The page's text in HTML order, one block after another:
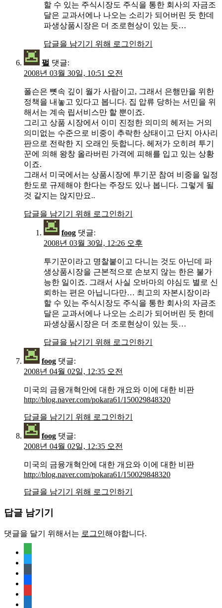
할 수 있는 주식시장도 주식을 통한 회사의 자금조
달은 교과서에나 나오는 소리가 되어버린 듯 한데
파생상품시장은 더 조로현상이 있는 듯…
답글을 남기기 위해 로그인하기
펄 댓글:
2008년 03월 30일, 10:51 오전
폴슨은 뼛속 깊이 월가 사람이고, 그래서 은행만을 위한
정책을 내놓고 있다고 봅니다. 집 압류 당하는 서민을 위
해서는 계속 립서비스만 할 뿐이죠.
그리고 상품 시장에서 이미 진정한 의미의 헤저는 거의
의미없는 수준으로 비중이 추락한 상태이고 단지 아사리
판으로 전락한 지 오래인 듯합니다. 헤저가 오히려 투기
꾼에 의해 왕창 올라버린 가격에 피해를 입고 있는 상황
이죠.
그래서 미국에서는 상품시장에 투기꾼 참여 비중을 일정
한도로 규제해야 한다는 주장도 있나 봅니다. 그렇게 될
것 같지는 않지만요..
답글을 남기기 위해 로그인하기
foog 댓글:
2008년 03월 30일, 12:26 오후
투기꾼이라고 명찰붙이고 다니는 것도 아닌데 파
생상품시장을 근본적으로 손보지 않는 한은 불가
능한 일이죠. 그래서 사실 오바마의 야심도 별로 신
뢰하는 편은 아닙니다만… 최고의 자본시장이라
할 수 있는 주식시장도 주식을 통한 회사의 자금조
달은 교과서에나 나오는 소리가 되어버린 듯 한데
파생상품시장은 더 조로현상이 있는 듯…
답글을 남기기 위해 로그인하기
foog 댓글:
2008년 04월 02일, 12:35 오전
미국의 금융개혁안에 대한 개요와 이에 대한 비판
http://blog.naver.com/pokara61/150029848320
답글을 남기기 위해 로그인하기
foog 댓글:
2008년 04월 02일, 12:35 오전
미국의 금융개혁안에 대한 개요와 이에 대한 비판
http://blog.naver.com/pokara61/150029848320
답글을 남기기 위해 로그인하기
답글 남기기
댓글을 달기 위해서는 로그인해야합니다.